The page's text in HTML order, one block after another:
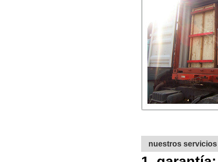
nuestros servicios